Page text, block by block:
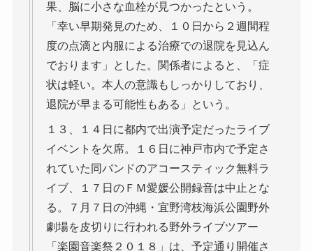
果、脳に小さな血栓が見つかったという。
「幸い早期発見のため、１０日から２週間程
度の点滴と内服による治療での退院を見込ん
でおります」とした。関係者によると、「症
状は軽い。本人の意識もしっかりしており、
退院が早まる可能性もある」という。
１３、１４日に都内で出演予定だったライブ
イベントを欠席。１６日に神戸市内で予定さ
れていた同バンドのアコースティック無料ラ
イブ、１７日のＦＭ愛媛公開録音は中止とな
る。７月７日の沖縄・宜野湾枝海浜公園野外
劇場を皮切りに行われる野外ライブツアー
「楽園音楽祭２０１８」は、予定通り開催さ